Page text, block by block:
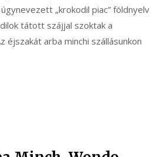
„krokodil piac” földnyelv
tátott szájjal szoktak a
éjszakát arba minchi szállásunkon